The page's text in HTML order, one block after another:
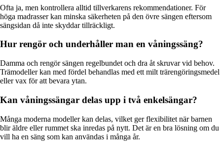
Ofta ja, men kontrollera alltid tillverkarens rekommendationer. För
höga madrasser kan minska säkerheten på den övre sängen eftersom
sängsidan då inte skyddar tillräckligt.
Hur rengör och underhåller man en våningssäng?
Damma och rengör sängen regelbundet och dra åt skruvar vid behov.
Trämodeller kan med fördel behandlas med ett milt trärengöringsmedel
eller vax för att bevara ytan.
Kan våningssängar delas upp i två enkelsängar?
Många moderna modeller kan delas, vilket ger flexibilitet när barnen
blir äldre eller rummet ska inredas på nytt. Det är en bra lösning om du
vill ha en säng som kan användas i många år.